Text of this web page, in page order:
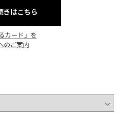
きはこちら
るカード」を
のご案内